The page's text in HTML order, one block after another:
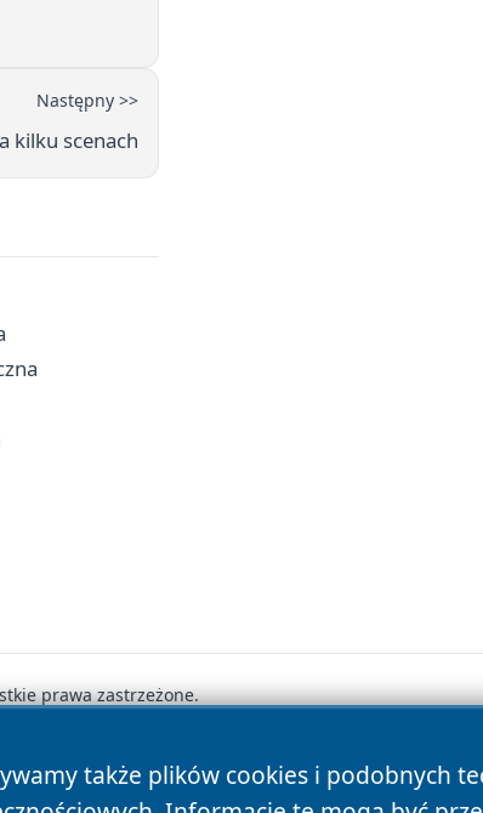
Następny >>
kilku scenach
także plików cookies i podobnych
prawa zastrzeżone.
Polityka Cookies